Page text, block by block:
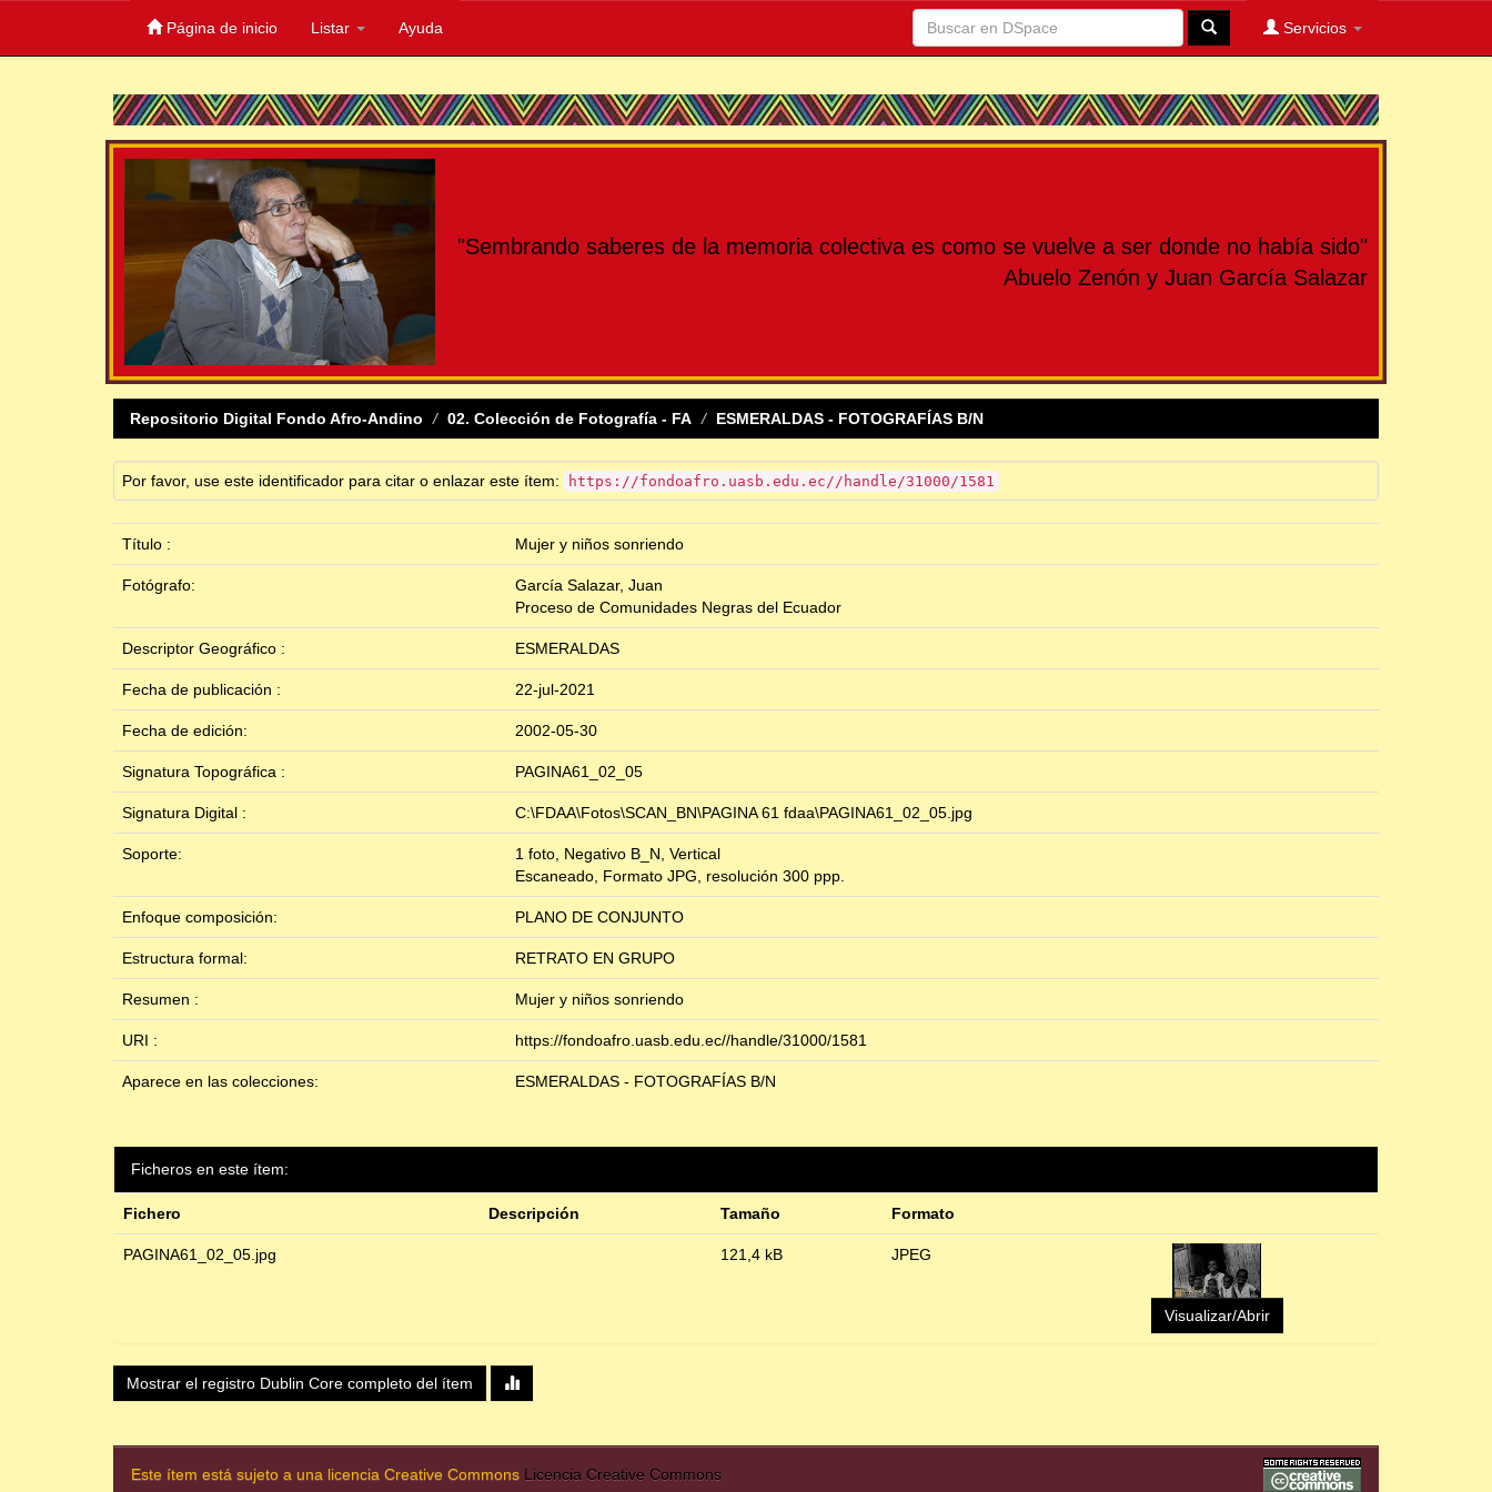
Página de inicio Listar Ayuda Servicios
"Sembrando saberes de la memoria colectiva es como se vuelve a ser donde no había sido"
Abuelo Zenón y Juan García Salazar
Repositorio Digital Fondo Afro-Andino 02. Colección de Fotografía - FA ESMERALDAS - FOTOGRAFÍAS B/N
Por favor, use este identificador para citar o enlazar este ítem: https://fondoafro.uasb.edu.ec//handle/31000/1581
Título : Mujer y niños sonriendo
Fotógrafo:
García Salazar, Juan
Proceso de Comunidades Negras del Ecuador
Descriptor Geográfico : ESMERALDAS
Fecha de publicación : 22-jul-2021
Fecha de edición: 2002-05-30
Signatura Topográfica : PAGINA61_02_05
Signatura Digital : C:\FDAA\Fotos\SCAN_BN\PAGINA 61 fdaa\PAGINA61_02_05.jpg
Soporte:
1 foto, Negativo B_N, Vertical
Escaneado, Formato JPG, resolución 300 ppp.
Enfoque composición: PLANO DE CONJUNTO
Estructura formal: RETRATO EN GRUPO
Resumen : Mujer y niños sonriendo
URI : https://fondoafro.uasb.edu.ec//handle/31000/1581
Aparece en las colecciones: ESMERALDAS - FOTOGRAFÍAS B/N
Ficheros en este ítem:
Fichero Descripción Tamaño Formato
PAGINA61_02_05.jpg 121,4 kB JPEG
Visualizar/Abrir
Mostrar el registro Dublin Core completo del ítem
Este ítem está sujeto a una licencia Creative Commons Licencia Creative Commons